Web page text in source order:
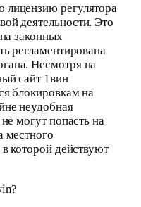
регулятора
деятельности. Это
законных
регламентирована
Несмотря на
сайт 1вин
блокировкам на
неудобная
могут попасть на
местного
которой действуют